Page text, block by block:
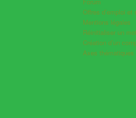
Forum
Offres d’emploi et
Mentions légales
Réinitialiser un
Création d’un
Axes thématiques